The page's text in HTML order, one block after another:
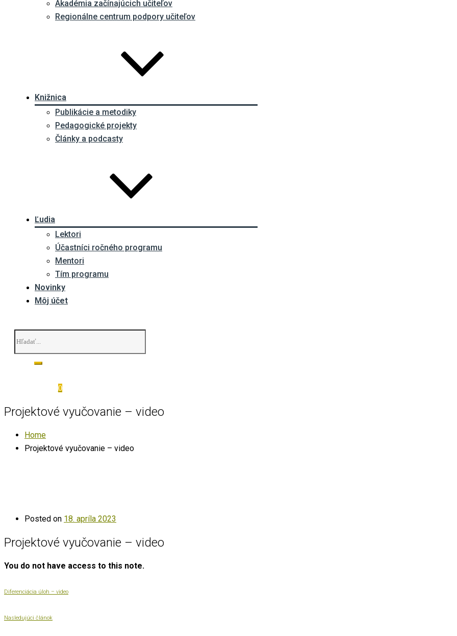
Akadémia začínajúcich učiteľov
Regionálne centrum podpory učiteľov
Knižnica
Publikácie a metodiky
Pedagogické projekty
Články a podcasty
Ľudia
Lektori
Účastníci ročného programu
Mentori
Tím programu
Novinky
Môj účet
0
Projektové vyučovanie – video
Home
Projektové vyučovanie – video
Posted on 18. apríla 2023
Projektové vyučovanie – video
You do not have access to this note.
Diferenciácia úloh – video
Nasledujúci článok